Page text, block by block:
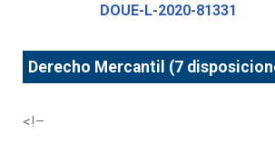
DOUE-L-2020-81331
Derecho Mercantil (7
<!–